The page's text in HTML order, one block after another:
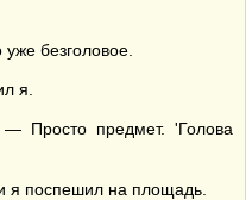
безголовое.
я.
предмет. 'Голова
поспешил на площадь.